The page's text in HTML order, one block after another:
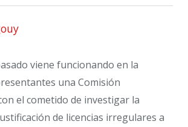
viene funcionando en la
una Comisión
el cometido de investigar la
de licencias irregulares a